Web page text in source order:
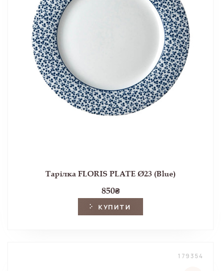
Тарілка FLORIS PLATE Ø23 (Blue)
850₴
КУПИТИ
179354